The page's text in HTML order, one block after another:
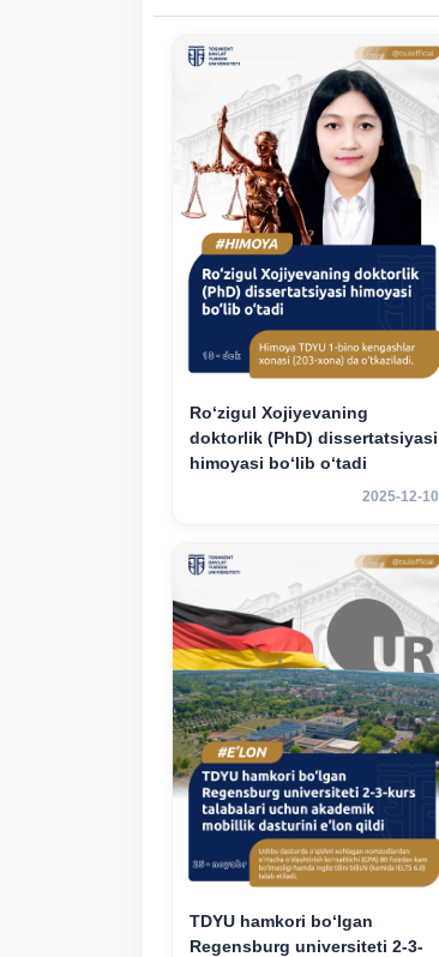
Ro‘zigul Xojiyevaning
doktorlik (PhD) dissertatsiyasi
himoyasi bo‘lib o‘tadi
2025-12-10
TDYU hamkori bo‘lgan
Regensburg universiteti 2-3-